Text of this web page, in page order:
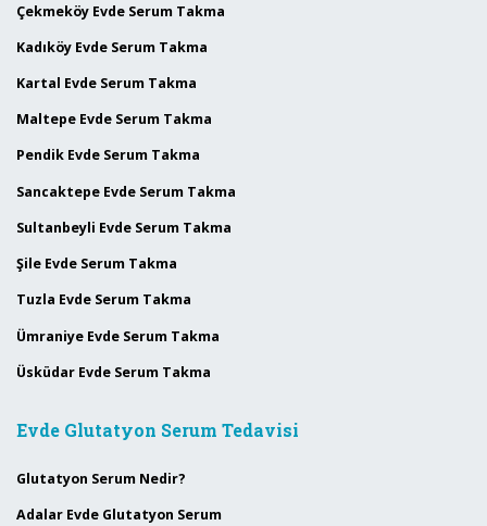
Çekmeköy Evde Serum Takma
Kadıköy Evde Serum Takma
Kartal Evde Serum Takma
Maltepe Evde Serum Takma
Pendik Evde Serum Takma
Sancaktepe Evde Serum Takma
Sultanbeyli Evde Serum Takma
Şile Evde Serum Takma
Tuzla Evde Serum Takma
Ümraniye Evde Serum Takma
Üsküdar Evde Serum Takma
Evde Glutatyon Serum Tedavisi
Glutatyon Serum Nedir?
Adalar Evde Glutatyon Serum